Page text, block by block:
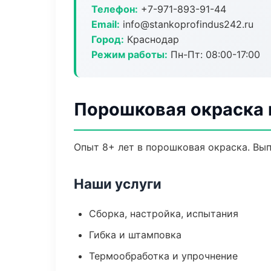
Телефон: +7-971-893-91-44
Email: info@stankoprofindus242.ru
Город: Краснодар
Режим работы: Пн-Пт: 08:00-17:00
Порошковая окраска
Опыт 8+ лет в порошковая окраска.
Наши услуги
Сборка, настройка, испытания
Гибка и штамповка
Термообработка и упрочнение